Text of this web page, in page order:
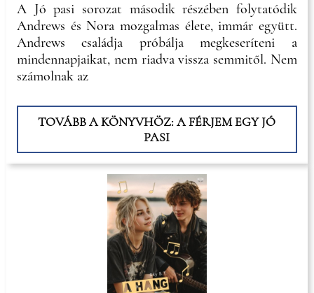
A Jó pasi sorozat második részében folytatódik
Andrews és Nora mozgalmas élete, immár együtt.
Andrews családja próbálja megkeseríteni a
mindennapjaikat, nem riadva vissza semmitől. Nem
számolnak az
TOVÁBB A KÖNYVHÖZ: A FÉRJEM EGY JÓ
PASI